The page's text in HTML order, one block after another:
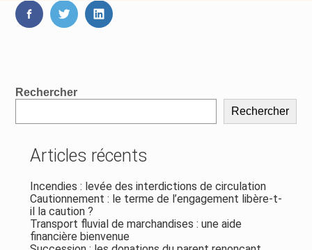
FaceBookTwitterLinkedIn
Blog
Rechercher
Rechercher
Articles récents
Incendies : levée des interdictions de circulation
Cautionnement : le terme de l’engagement libère-t-
il la caution ?
Transport fluvial de marchandises : une aide
financière bienvenue